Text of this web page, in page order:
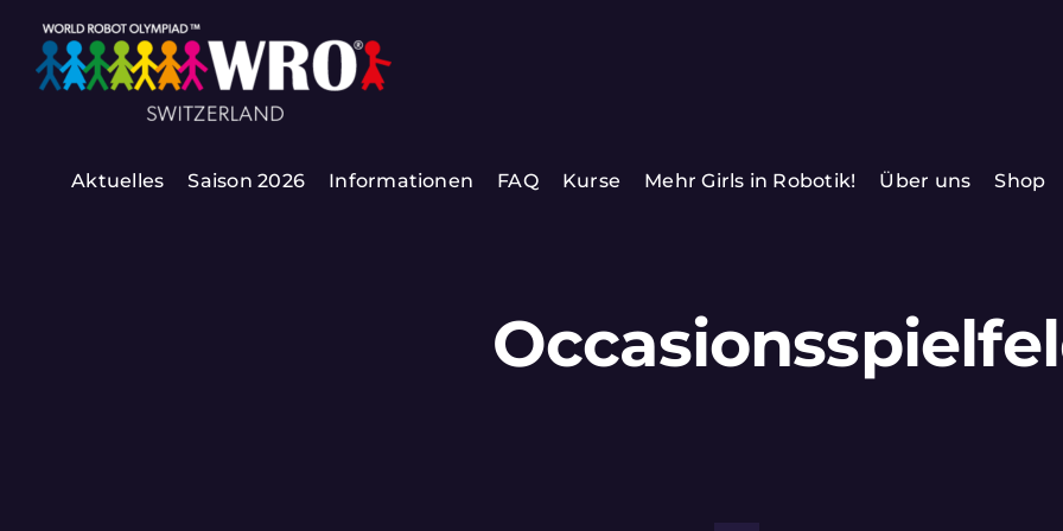
Inhalt
springen
Aktuelles Saison 2026 Informationen FAQ Kurse Mehr Girls in Robotik! Über uns Shop